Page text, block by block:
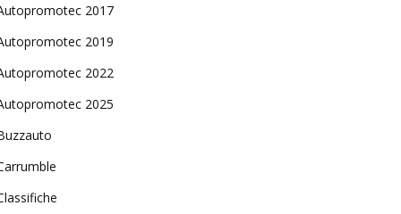
2017
2019
2022
2025